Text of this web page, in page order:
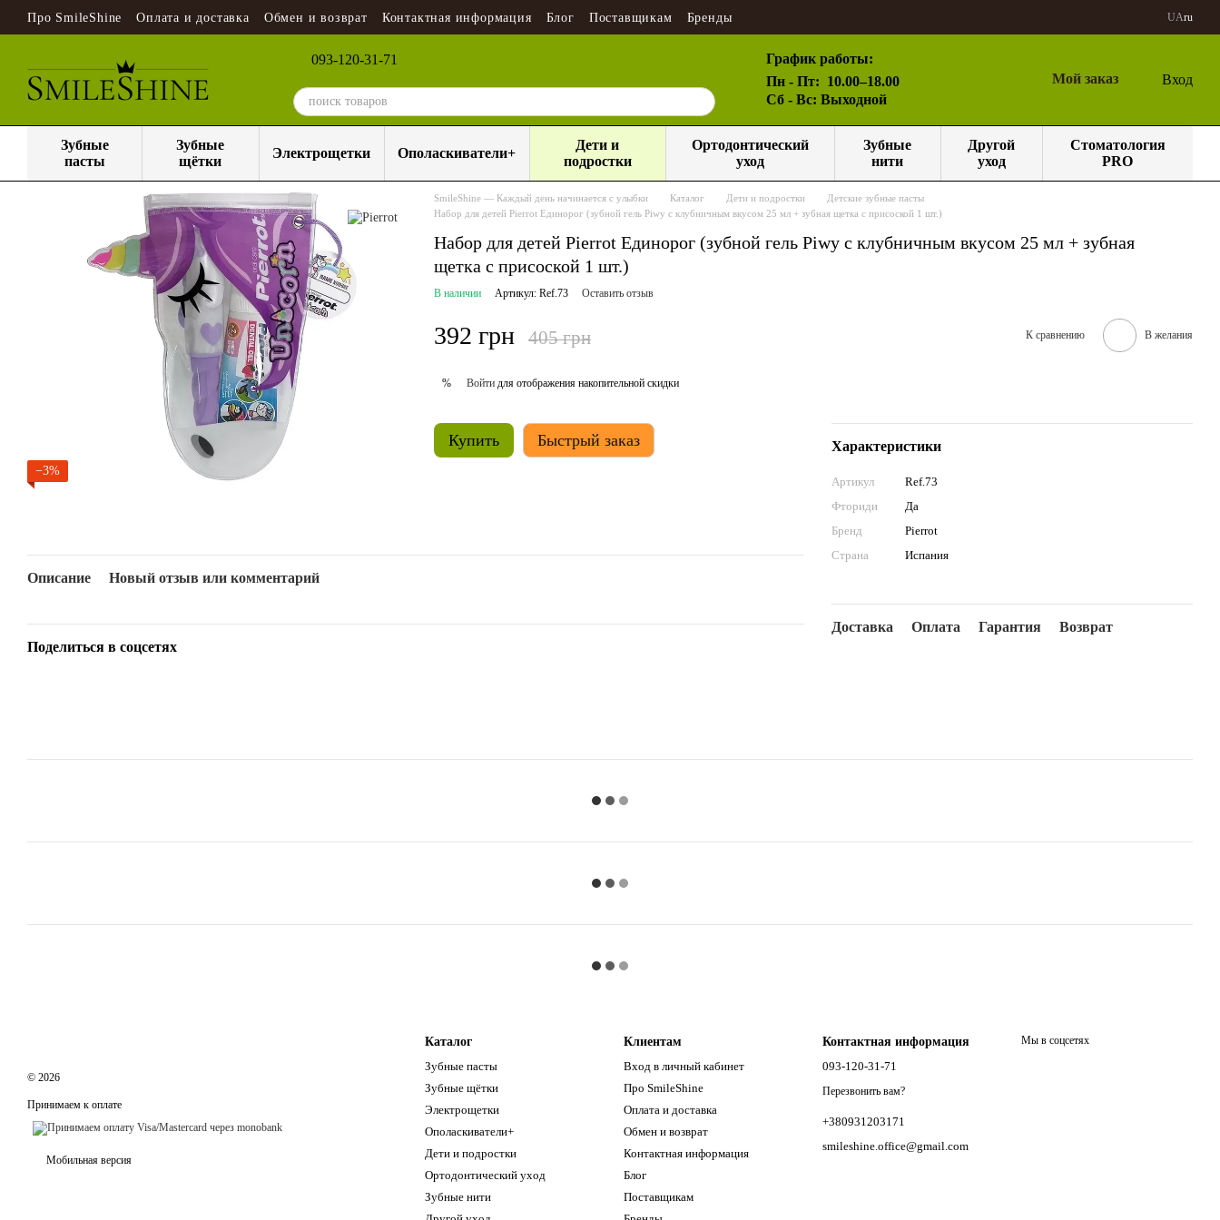
Перейти к основному контенту
Про SmileShine Оплата и доставка Обмен и возврат Контактная информация Блог Поставщикам Бренды UAru
093-120-31-71
График работы:
Пн - Пт: 10.00–18.00
Сб - Вс: Выходной
Мой заказ Вход
Зубные
пасты
Зубные
щётки
Электрощетки Ополаскиватели+
Дети и
подростки
Ортодонтический
уход
Зубные
нити
Другой
уход
Стоматология
PRO
−3%
SmileShine — Каждый день начинается с улыбки Каталог Дети и подростки
Детские зубные пасты
Набор для детей Pierrot Единорог (зубной гель Piwy с клубничным вкусом 25 мл + зубная щетка с присоской 1 шт.)
Набор для детей Pierrot Единорог (зубной гель Piwy с клубничным вкусом 25 мл + зубная
щетка с присоской 1 шт.)
В наличии Артикул: Ref.73 Оставить отзыв
392 грн 405 грн К сравнению В желания
% Войти для отображения накопительной скидки
Купить Быстрый заказ Характеристики
Артикул
Ref.73
Фториди
Да
Бренд
Pierrot
Страна
Испания
Доставка Оплата Гарантия Возврат
Описание Новый отзыв или комментарий
Поделиться в соцсетях
© 2026
Принимаем к оплате
Мобильная версия
Каталог
Зубные пасты
Зубные щётки
Электрощетки
Ополаскиватели+
Дети и подростки
Ортодонтический уход
Зубные нити
Клиентам
Вход в личный кабинет
Про SmileShine
Оплата и доставка
Обмен и возврат
Контактная информация
Блог
Поставщикам
Контактная информация
093-120-31-71
Перезвонить вам?
+380931203171
smileshine.office@gmail.com
Мы в соцсетях